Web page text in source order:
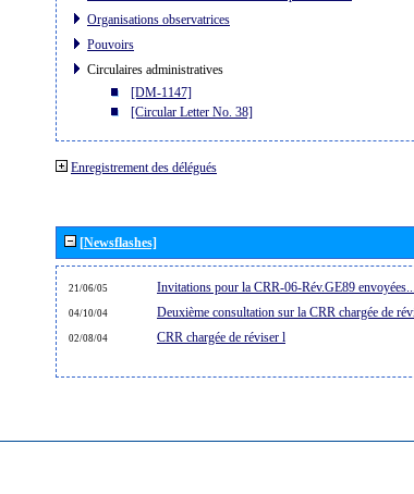
Organisations observatrices
Pouvoirs
Circulaires administratives
[DM-1147]
[Circular Letter No. 38]
Enregistrement des délégués
[Newsflashes]
21/06/05 Invitations pour la CRR-06-Rév.GE89 envoyées...
04/10/04 Deuxième consultation sur la CRR chargée de
02/08/04 CRR chargée de réviser l